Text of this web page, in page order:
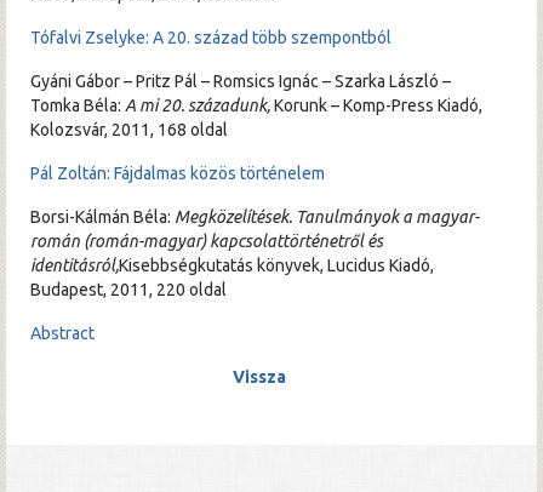
Tófalvi Zselyke: A 20. század több szempontból
Gyáni Gábor – Pritz Pál – Romsics Ignác – Szarka László –
Tomka Béla: A mi 20. századunk,Korunk – Komp-Press Kiadó,
Kolozsvár, 2011, 168 oldal
Pál Zoltán: Fájdalmas közös történelem
Borsi-Kálmán Béla: Megközelítések. Tanulmányok a magyar-
román (román-magyar) kapcsolattörténetről és
identitásról,Kisebbségkutatás könyvek, Lucidus Kiadó,
Budapest, 2011, 220 oldal
Abstract
Vissza